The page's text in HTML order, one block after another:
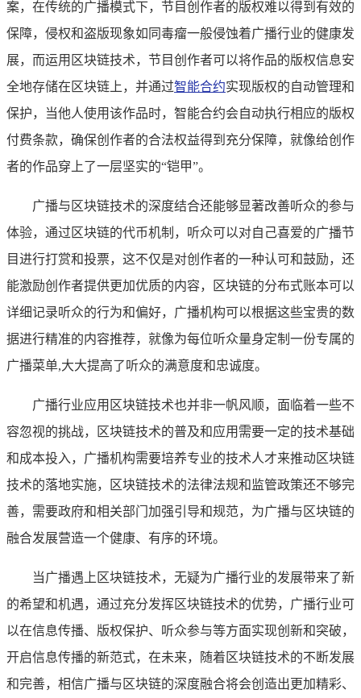
案，在传统的广播模式下，节目创作者的版权难以得到有效的
保障，侵权和盗版现象如同毒瘤一般侵蚀着广播行业的健康发
展，而运用区块链技术，节目创作者可以将作品的版权信息安
全地存储在区块链上，并通过智能合约实现版权的自动管理和
保护，当他人使用该作品时，智能合约会自动执行相应的版权
付费条款，确保创作者的合法权益得到充分保障，就像给创作
者的作品穿上了一层坚实的“铠甲”。
广播与区块链技术的深度结合还能够显著改善听众的参与
体验，通过区块链的代币机制，听众可以对自己喜爱的广播节
目进行打赏和投票，这不仅是对创作者的一种认可和鼓励，还
能激励创作者提供更加优质的内容，区块链的分布式账本可以
详细记录听众的行为和偏好，广播机构可以根据这些宝贵的数
据进行精准的内容推荐，就像为每位听众量身定制一份专属的
广播菜单,大大提高了听众的满意度和忠诚度。
广播行业应用区块链技术也并非一帆风顺，面临着一些不
容忽视的挑战，区块链技术的普及和应用需要一定的技术基础
和成本投入，广播机构需要培养专业的技术人才来推动区块链
技术的落地实施，区块链技术的法律法规和监管政策还不够完
善，需要政府和相关部门加强引导和规范，为广播与区块链的
融合发展营造一个健康、有序的环境。
当广播遇上区块链技术，无疑为广播行业的发展带来了新
的希望和机遇，通过充分发挥区块链技术的优势，广播行业可
以在信息传播、版权保护、听众参与等方面实现创新和突破，
开启信息传播的新范式，在未来，随着区块链技术的不断发展
和完善，相信广播与区块链的深度融合将会创造出更加精彩、